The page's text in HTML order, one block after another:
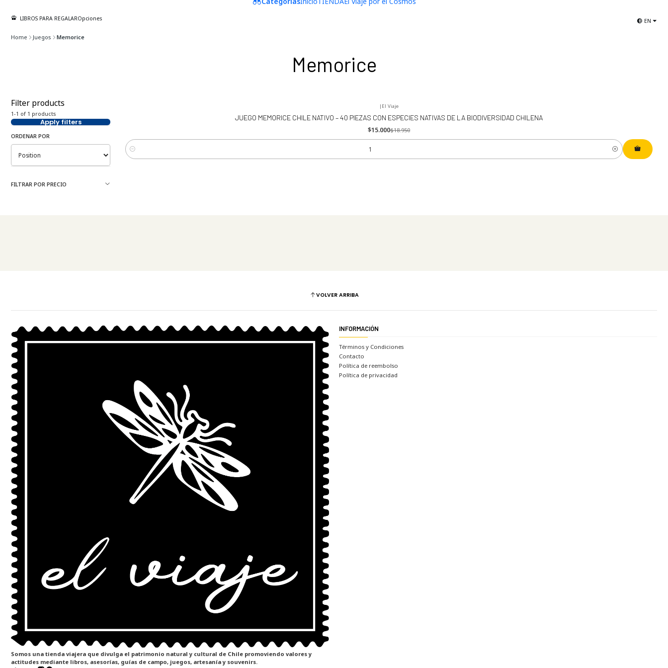
LIBROS PARA REGALAROpciones EN
Home Juegos Memorice
Memorice
Filter products
1-1 of 1 products
Apply filters
ORDENAR POR
FILTRAR POR PRECIO
| El Viaje
JUEGO MEMORICE CHILE NATIVO – 40 PIEZAS CON ESPECIES NATIVAS DE LA BIODIVERSIDAD CHILENA
$15.000$18.950
Cantidad
VOLVER ARRIBA
Somos una tienda viajera que divulga el patrimonio natural y cultural de Chile promoviendo valores y
actitudes mediante libros, asesorías, guías de campo, juegos, artesanía y souvenirs.
INFORMACIÓN
Términos y Condiciones
Contacto
Política de reembolso
Política de privacidad